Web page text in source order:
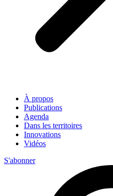
À propos
Publications
Agenda
Dans les territoires
Innovations
Vidéos
S'abonner